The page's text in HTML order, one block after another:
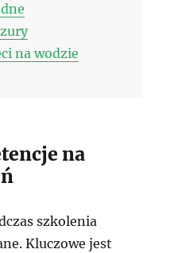
na wodzie
na
szkolenia
Kluczowe jest